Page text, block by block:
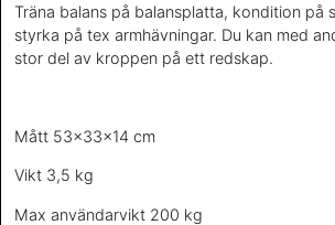
Träna balans på balansplatta, kondition på
styrka på tex armhävningar. Du kan med
stor del av kroppen på ett redskap.
Mått 53x33x14 cm
Vikt 3,5 kg
Max användarvikt 200 kg